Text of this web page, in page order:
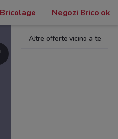
Bricolage Negozi Brico ok
Altre offerte vicino a te